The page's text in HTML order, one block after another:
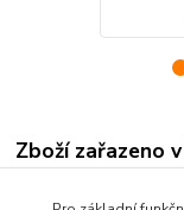
Zboží zařazeno